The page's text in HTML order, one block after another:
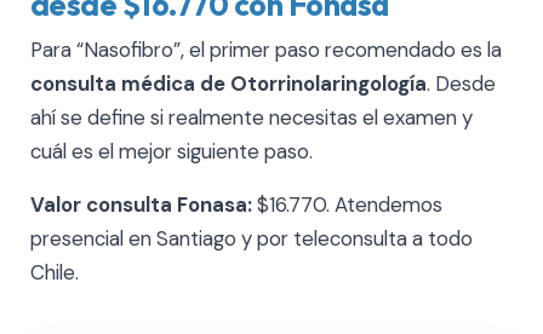
Para “Nasofibro”, el primer paso recomendado es la
consulta médica de Otorrinolaringología. Desde
ahí se define si realmente necesitas el examen y
cuál es el mejor siguiente paso.
Valor consulta Fonasa:$16.770. Atendemos
presencial en Santiago y por teleconsulta a todo
Chile.